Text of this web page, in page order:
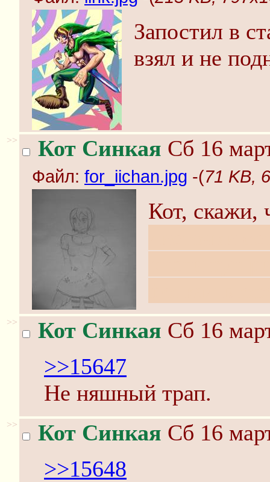
Запостил в
взял и не
>> Кот Синкая Сб 16
Файл: for_iichan.jpg -(71 KB,
Кот, скажи,
>> Кот Синкая Сб 16
>>15647
Не няшный трап.
>> Кот Синкая Сб 16
>>15648